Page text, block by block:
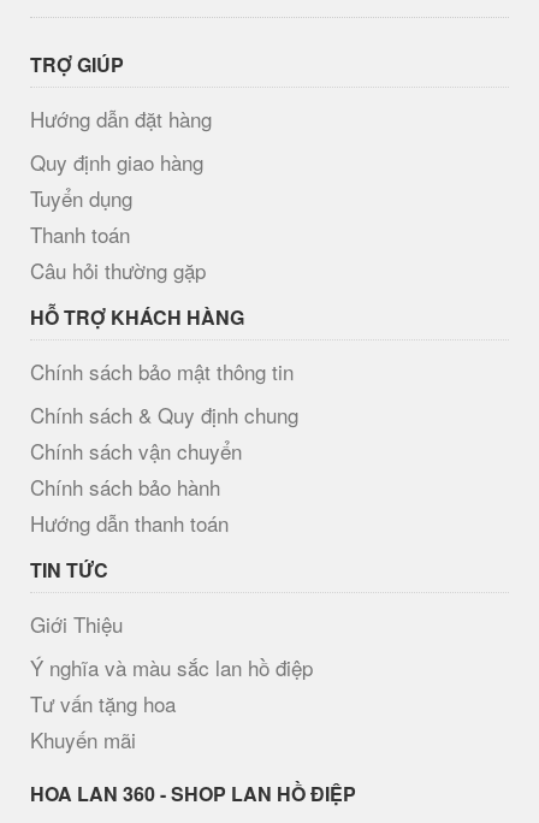
TRỢ GIÚP
Hướng dẫn đặt hàng
Quy định giao hàng
Tuyển dụng
Thanh toán
Câu hỏi thường gặp
HỖ TRỢ KHÁCH HÀNG
Chính sách bảo mật thông tin
Chính sách & Quy định chung
Chính sách vận chuyển
Chính sách bảo hành
Hướng dẫn thanh toán
TIN TỨC
Giới Thiệu
Ý nghĩa và màu sắc lan hồ điệp
Tư vấn tặng hoa
Khuyến mãi
H​OA LAN 360 - SHOP LAN HỒ ĐIỆP